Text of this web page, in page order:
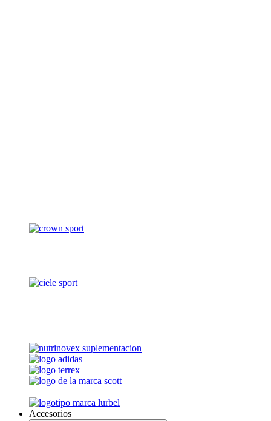
Accesorios